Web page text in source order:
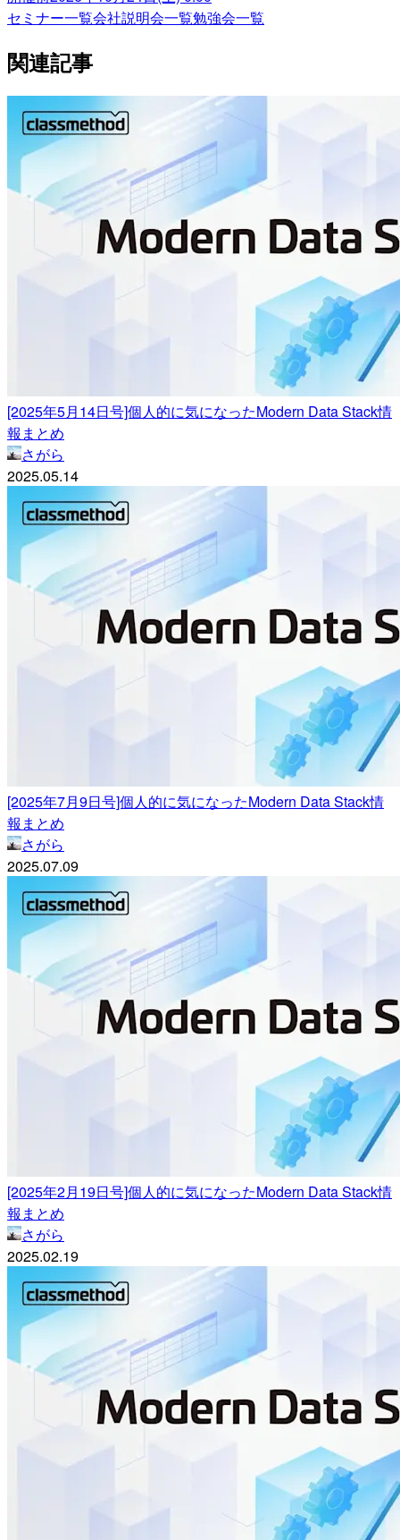
セミナー一覧会社説明会一覧勉強会一覧
関連記事
[2025年5月14日号]個人的に気になったModern Data Stack情
報まとめ
さがら
2025.05.14
[2025年7月9日号]個人的に気になったModern Data Stack情
報まとめ
さがら
2025.07.09
[2025年2月19日号]個人的に気になったModern Data Stack情
報まとめ
さがら
2025.02.19